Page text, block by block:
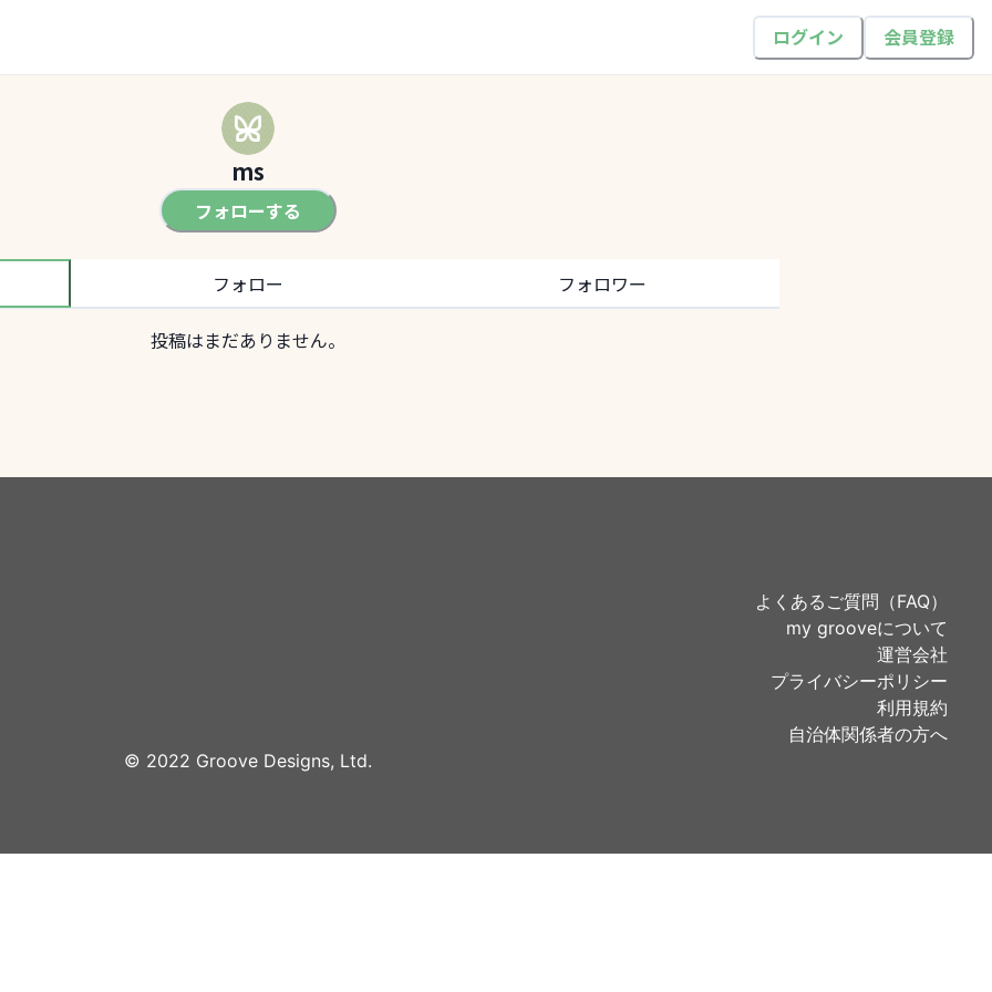
ログイン 会員登録
ms
フォローする
フォロー フォロワー
投稿はまだありません。
よくあるご質問（FAQ）
my grooveについて
運営会社
プライバシーポリシー
利用規約
自治体関係者の方へ
©︎ 2022 Groove Designs, Ltd.